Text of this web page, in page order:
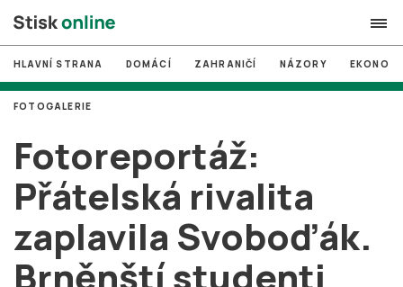
search
# MUNI
# Brno
# volby
login PŘIHLÁSIT SE
Zapomněli jste heslo?
HLAVNÍ STRANA DOMÁCÍ ZAHRANIČÍ NÁZORY
Fotoreportáž:
Přátelská rivalita
zaplavila Svoboďák.
Brněnští studenti
FOTOGALERIE